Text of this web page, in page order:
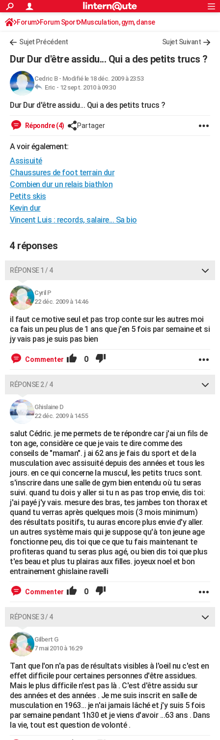
ACTUALITÉS
Politique
Société
Faits Divers
Education
Monde
Villes
+
FINANCE
Retraite
Impôts
Epargne
Immobilier
Risques naturels par ville
Banque
Assurance
Crédit
AUTO
Essais
Réserver un essai
Citadines
Berlines
SUV
Forum auto
+
Mobiles
Meilleur smartphone
Internet
Ordinateurs
Jeux vidéo
Guide high-tech
BRICOLAGE
Forum
Aménagement intérieur
Extérieur
Cuisine
Salle de bains
Jardinage
Rangement
WEEK-END
Guides de France
Escapades
Patrimoine
Expositions
Musées
Week-end nature
+LIFESTYLE
Art de vivre
Bien-être
Loisirs
Mode
Modes de vie
SANTE
Alimentation
Guide de la santé
Maladies
Médicaments
Sommeil
VOYAGE
GUIDES D'ACHAT
BONS PLANS
CARTE DE VOEUX
Carte de Noël
Carte Bonne année
Carte Saint-Valentin
Carte Pâques
Carte d'anniversaire
DICTIONNAIRE
Dictionnaire
Biographies
Citations
Expressions
Proverbes
PROGRAMME TV
COPAINS D'AVANT
Bricolage
Lifestyle
Culture
Sport
Auto
Television
Voyage
Cinema
S'inscrire
Connexion
Forum Forum Sport Musculation, gym, danse
Sujet Précédent Sujet Suivant
Dur Dur d'être assidu... Qui a des petits trucs ?
Cedric B- Modifié le 18 déc. 2009 à 23:53
Eric - 12 sept. 2010 à 09:30
Dur Dur d'être assidu... Qui a des petits trucs ?
Répondre (4) Partager
A voir également:
Assisuité
Chaussures de foot terrain dur
Combien dur un relais biathlon
Petits skis
Kevin dur
Vincent Luis : records, salaire... Sa bio
4 réponses
RÉPONSE 1 / 4
Cyril P
22 déc. 2009 à 14:46
il faut ce motive seul et pas trop conte sur les autres moi
ca fais un peu plus de 1 ans que j'en 5 fois par semaine et si
jy vais pas je suis pas bien
Commenter 0
RÉPONSE 2 / 4
Ghislaine D
22 déc. 2009 à 14:55
salut Cédric. je me permets de te répondre car j'ai un fils de
ton age, considère ce que je vais te dire comme des
conseils de "maman". j ai 62 ans je fais du sport et de la
musculation avec assisuité depuis des années et tous les
jours. en ce qui concerne la muscul, les petits trucs sont.
s'inscrire dans une salle de gym bien entendu où tu seras
suivi. quand tu dois y aller si tu n as pas trop envie, dis toi:
j'ai payé j'y vais. mesure des bras, tes jambes ton thorax et
quand tu verras après quelques mois (3 mois minimum)
des résultats positifs, tu auras encore plus envie d'y aller.
un autres système mais qui je suppose qu'à ton jeune age
fonctionne peu, dis toi que ce que tu fais maintenant te
profiteras quand tu seras plus agé, ou bien dis toi que plus
t'es beau et plus tu plairas aux filles. joyeux noel et bon
entrainement ghislaine ravelli
Commenter 0
RÉPONSE 3 / 4
Gilbert G
7 mai 2010 à 16:29
Tant que l'on n'a pas de résultats visibles à l'oeil nu c'est en
effet difficile pour certaines personnes d'être assidues.
Mais le plus difficile n'est pas là . C'est d'être assidu sur
des années et des années . Je me suis inscrit en salle de
musculation en 1963... je n'ai jamais lâché et j'y suis 5 fois
par semaine pendant 1h30 et je viens d'avoir ...63 ans . Dans
la vie, tout est question de volonté .